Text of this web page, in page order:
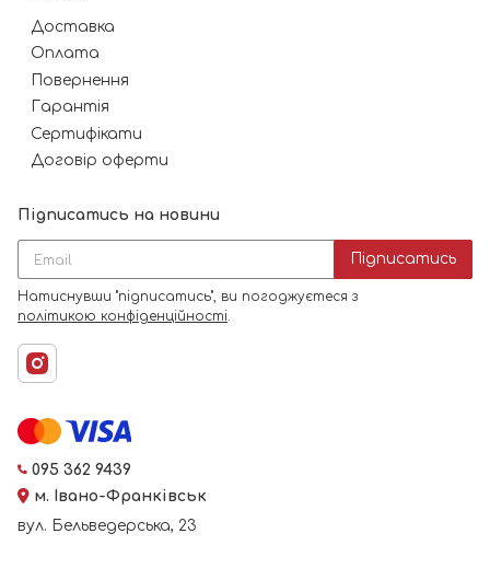
Доставка
Оплата
Повернення
Гарантія
Сертифікати
Договір оферти
Підписатись на новини
Підписатись
Натиснувши "підписатись", ви погоджуєтеся з
політикою конфіденційності.
095 362 9439
м. Івано-Франківськ
вул. Бельведерська, 23